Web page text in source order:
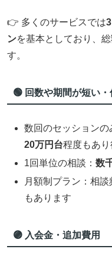
👉 多くのサービスでは
ンを基本としており、
す。
🟢 回数や期間が短い
数回のセッション
20万円台程度もあり
1回単位の相談：数
月額制プラン：相
もあります
🟣 入会金・追加費用